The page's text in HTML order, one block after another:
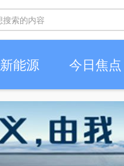
新能源 今日焦点